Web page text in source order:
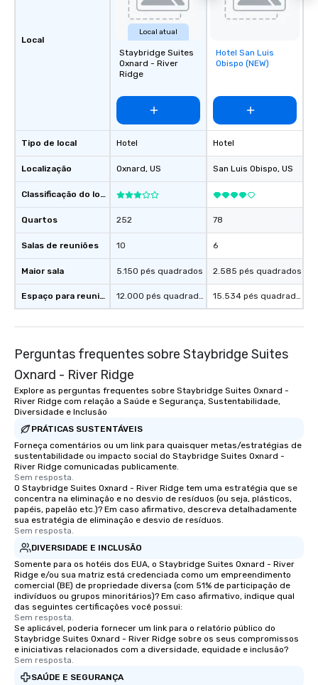
Local
Tipo de local
Localização
Classificação do local
Quartos
Salas de reuniões
Maior sala
Espaço para reuniões
Local atual
Staybridge Suites
Oxnard - River
Ridge
Hotel
Oxnard, US
252
10
5.150 pés quadrados
12.000 pés quadrados
Removed from
favorites
Hotel San Luis
Obispo (NEW)
Hotel
San Luis Obispo, US
78
6
2.585 pés quadrados
15.534 pés quadrados
Perguntas frequentes sobre Staybridge Suites
Oxnard - River Ridge
Explore as perguntas frequentes sobre Staybridge Suites Oxnard -
River Ridge com relação a Saúde e Segurança, Sustentabilidade,
Diversidade e Inclusão
PRÁTICAS SUSTENTÁVEIS
Forneça comentários ou um link para quaisquer metas/estratégias de
sustentabilidade ou impacto social do Staybridge Suites Oxnard -
River Ridge comunicadas publicamente.
Sem resposta.
O Staybridge Suites Oxnard - River Ridge tem uma estratégia que se
concentra na eliminação e no desvio de resíduos (ou seja, plásticos,
papéis, papelão etc.)? Em caso afirmativo, descreva detalhadamente
sua estratégia de eliminação e desvio de resíduos.
Sem resposta.
DIVERSIDADE E INCLUSÃO
Somente para os hotéis dos EUA, o Staybridge Suites Oxnard - River
Ridge e/ou sua matriz está credenciada como um empreendimento
comercial (BE) de propriedade diversa (com 51% de participação de
indivíduos ou grupos minoritários)? Em caso afirmativo, indique qual
das seguintes certificações você possui:
Sem resposta.
Se aplicável, poderia fornecer um link para o relatório público do
Staybridge Suites Oxnard - River Ridge sobre os seus compromissos
e iniciativas relacionados com a diversidade, equidade e inclusão?
Sem resposta.
SAÚDE E SEGURANÇA